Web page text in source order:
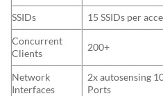
SSIDs
15 SSIDs per
Concurrent
Clients
200+
Network
Interfaces
2x autosensing
Ports